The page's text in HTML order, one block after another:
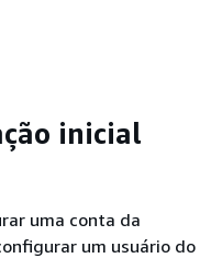
inicial
uma conta da
um usuário do